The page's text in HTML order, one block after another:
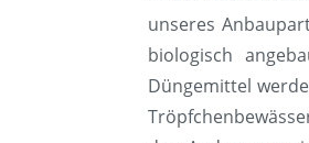
unseres
biologisch
Düngemittel